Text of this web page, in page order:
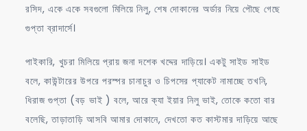
রসিদ, একে একে সবগুলো মিলিয়ে নিলু, শেষ দোকানের অর্ডার নিয়ে পৌছে গেছে
গুপ্তা ব্রাদার্সে।
পাইকারি, খুচরা মিলিয়ে প্রায় জনা দশেক খদ্দের দাড়িয়ে। একটু সাইড সাইড
বলে, কাউন্টারের উপরে পরস্পর চানাচুর ও চিপসের প্যাকেট নামাচ্ছে তখনি,
ধিরাজ গুপ্তা (বড় ভাই ) বলে, আরে ক্যা ইয়ার নিলু ভাই, তোকে কতো বার
বলেছি, তাড়াতাড়ি আসবি আমার দোকানে, দেখতো কত কাস্টমার দাড়িয়ে আছে